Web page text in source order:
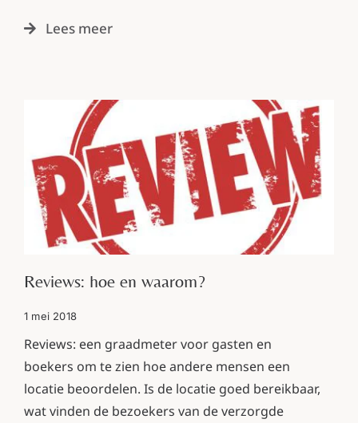
Lees meer
Reviews: hoe en waarom?
1 mei 2018
Reviews: een graadmeter voor gasten en
boekers om te zien hoe andere mensen een
locatie beoordelen. Is de locatie goed bereikbaar,
wat vinden de bezoekers van de verzorgde